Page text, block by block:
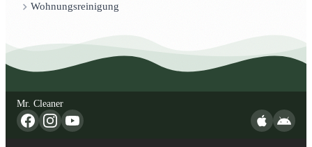
Wohnungsreinigung
Mr. Cleaner